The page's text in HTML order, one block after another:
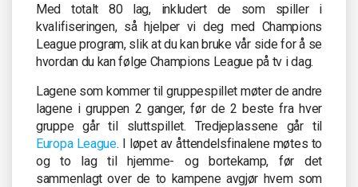
Med totalt 80 lag, inkludert de som spiller i
kvalifiseringen, så hjelper vi deg med Champions
League program, slik at du kan bruke vår side for å se
hvordan du kan følge Champions League på tv i dag.
Lagene som kommer til gruppespillet møter de andre
lagene i gruppen 2 ganger, før de 2 beste fra hver
gruppe går til sluttspillet. Tredjeplassene går til
Europa League. I løpet av åttendelsfinalene møtes to
og to lag til hjemme- og bortekamp, før det
sammenlagt over de to kampene avgjør hvem som